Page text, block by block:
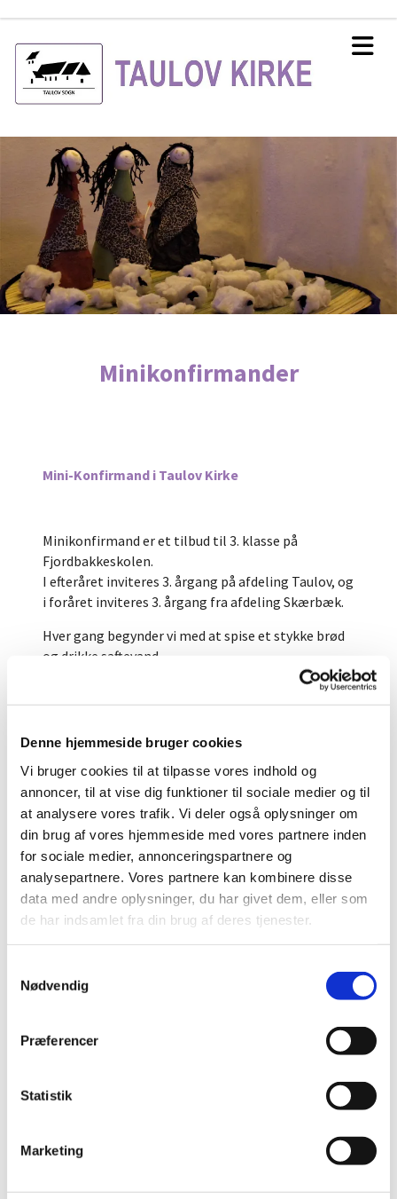
Denne hjemmeside bruger cookies
Vi bruger cookies til at tilpasse vores indhold og
annoncer, til at vise dig funktioner til sociale medier og til
at analysere vores trafik. Vi deler også oplysninger om
din brug af vores hjemmeside med vores partnere inden
for sociale medier, annonceringspartnere og
analysepartnere. Vores partnere kan kombinere disse
data med andre oplysninger, du har givet dem, eller som
de har indsamlet fra din brug af deres tjenester.
Nødvendig
Præferencer
Statistik
Marketing
Minikonfirmander
Mini-Konfirmand i Taulov Kirke
Minikonfirmand er et tilbud til 3. klasse på
Fjordbakkeskolen.
I efteråret inviteres 3. årgang på afdeling Taulov, og
i foråret inviteres 3. årgang fra afdeling Skærbæk.
Hver gang begynder vi med at spise et stykke brød
og drikke saftevand.
- se hele den gamle kirke; også de skjulte steder; og
få en masse at vide om kirken: hvorfor er den
bygget sådan? Hvad skal tingene bruges til?
- synge og lære nye salmer
- lave forskellige aktiviteter/lege
- være med til gudstjeneste
- og meget mere...